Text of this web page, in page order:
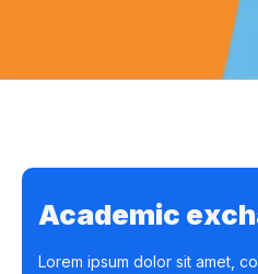
Academic
Lorem ipsum dolor sit amet,